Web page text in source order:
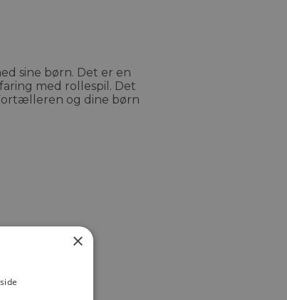
sine børn. Det er en
med rollespil. Det
og dine børn
×